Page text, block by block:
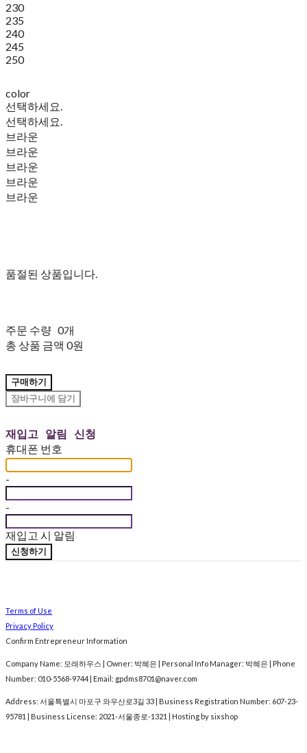
230
235
240
245
250
color
선택하세요.
선택하세요.
브라운
브라운
브라운
브라운
브라운
품절된 상품입니다.
주문 수량 0개
총 상품 금액 0원
구매하기
장바구니에 담기
재입고 알림 신청
휴대폰 번호
-
-
재입고 시 알림
신청하기
Terms of Use
Privacy Policy
Confirm Entrepreneur Information
Company Name: 모래하우스 | Owner: 박혜은 | Personal Info Manager: 박혜은 | Phone
Number: 010-5568-9744 | Email: gpdms8701@naver.com
Address: 서울특별시 마포구 와우산로3길 33 | Business Registration Number: 607-23-
95781
| Business License: 2021-서울종로-1321 | Hosting by sixshop